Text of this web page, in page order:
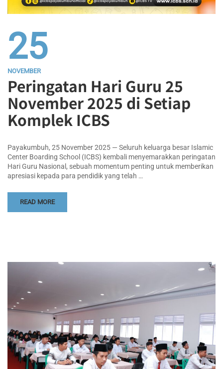
25
NOVEMBER
Peringatan Hari Guru 25
November 2025 di Setiap
Komplek ICBS
Payakumbuh, 25 November 2025 — Seluruh keluarga besar Islamic
Center Boarding School (ICBS) kembali menyemarakkan peringatan
Hari Guru Nasional, sebuah momentum penting untuk memberikan
apresiasi kepada para pendidik yang telah …
READ MORE